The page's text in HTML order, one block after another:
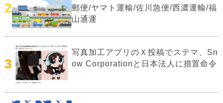
2
郵便/ヤマト運輸/佐川急便/西濃運輸/福
山通運
3
写真加工アプリのＸ投稿でステマ、Sn
ow Corporationと日本法人に措置命令